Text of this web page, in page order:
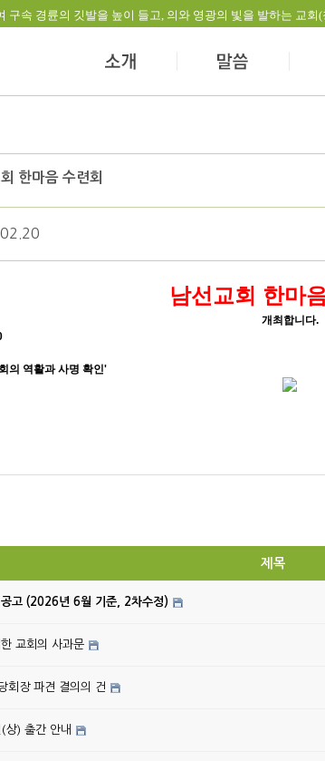
구속 경륜의 깃발을 높이 들고, 의와 영광의 빛을 발하는 교회
한마음 수련회
남선교회 한마
개최합니다.
의 역활과 사명 확인'
제목
공고 (2026년 6월 기준, 2차수정)
교회의 사과문
회장 파견 결의의 건
상) 출간 안내